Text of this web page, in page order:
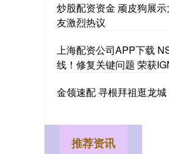
炒股配资资金 顽皮狗展
友激烈热议
上海配资公司APP下载
线！修复关键问题 荣获
金领速配 寻根拜祖逛龙
推荐资讯